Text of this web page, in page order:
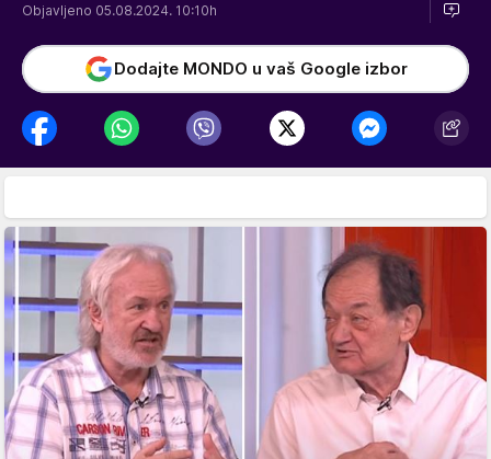
Objavljeno 05.08.2024. 10:10h
Dodajte MONDO u vaš Google izbor